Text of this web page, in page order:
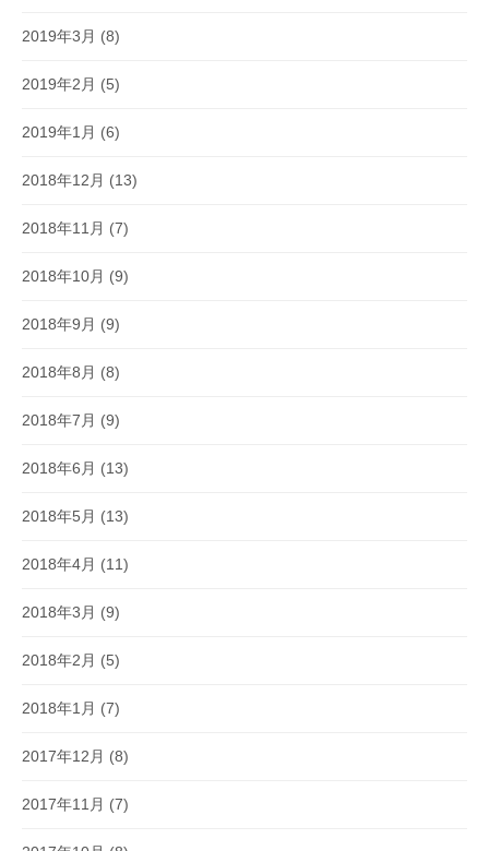
2019年3月 (8)
2019年2月 (5)
2019年1月 (6)
2018年12月 (13)
2018年11月 (7)
2018年10月 (9)
2018年9月 (9)
2018年8月 (8)
2018年7月 (9)
2018年6月 (13)
2018年5月 (13)
2018年4月 (11)
2018年3月 (9)
2018年2月 (5)
2018年1月 (7)
2017年12月 (8)
2017年11月 (7)